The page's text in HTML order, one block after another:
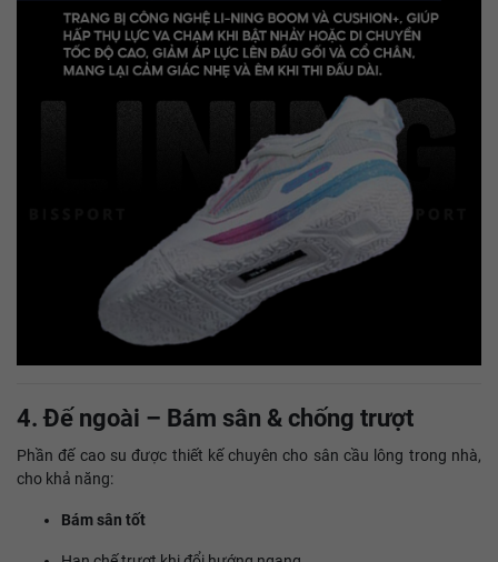
4. Đế ngoài – Bám sân & chống trượt
Phần đế cao su được thiết kế chuyên cho sân cầu lông trong nhà,
cho khả năng:
Bám sân tốt